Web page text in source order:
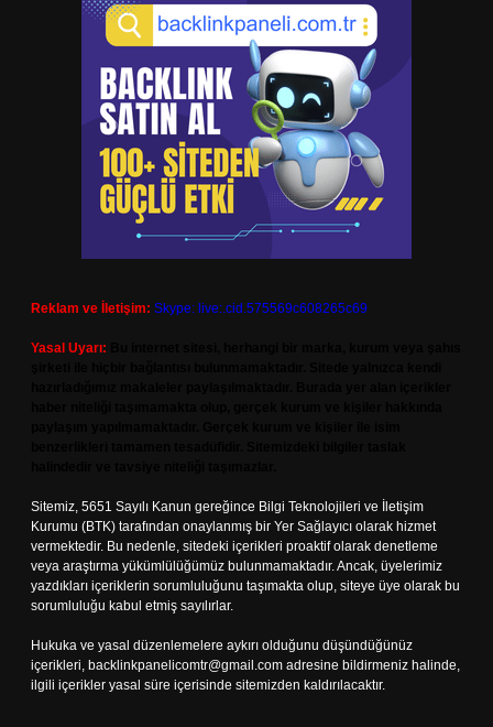
Reklam ve İletişim: Skype: live:.cid.575569c608265c69
Yasal Uyarı:
Sitemiz, 5651 Sayılı Kanun gereğince Bilgi Teknolojileri ve İletişim
Kurumu (BTK) tarafından onaylanmış bir Yer Sağlayıcı olarak hizmet
vermektedir. Bu nedenle, sitedeki içerikleri proaktif olarak denetleme
veya araştırma yükümlülüğümüz bulunmamaktadır. Ancak, üyelerimiz
yazdıkları içeriklerin sorumluluğunu taşımakta olup, siteye üye olarak bu
sorumluluğu kabul etmiş sayılırlar.
Hukuka ve yasal düzenlemelere aykırı olduğunu düşündüğünüz
içerikleri, backlinkpanelicomtr@gmail.com adresine bildirmeniz halinde,
ilgili içerikler yasal süre içerisinde sitemizden kaldırılacaktır.